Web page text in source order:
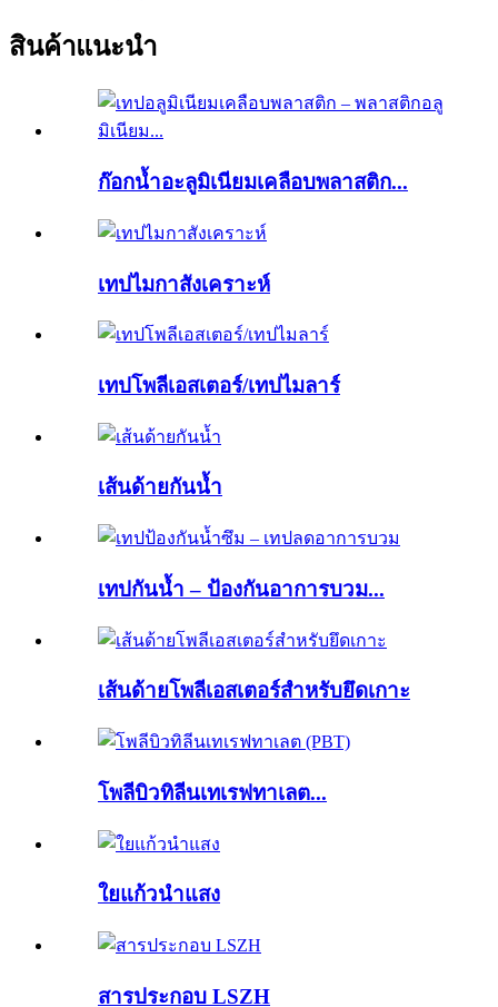
สินค้าแนะนำ
ก๊อกน้ำอะลูมิเนียมเคลือบพลาสติก...
เทปไมกาสังเคราะห์
เทปโพลีเอสเตอร์/เทปไมลาร์
เส้นด้ายกันน้ำ
เทปกันน้ำ – ป้องกันอาการบวม...
เส้นด้ายโพลีเอสเตอร์สำหรับยึดเกาะ
โพลีบิวทิลีนเทเรฟทาเลต...
ใยแก้วนำแสง
สารประกอบ LSZH